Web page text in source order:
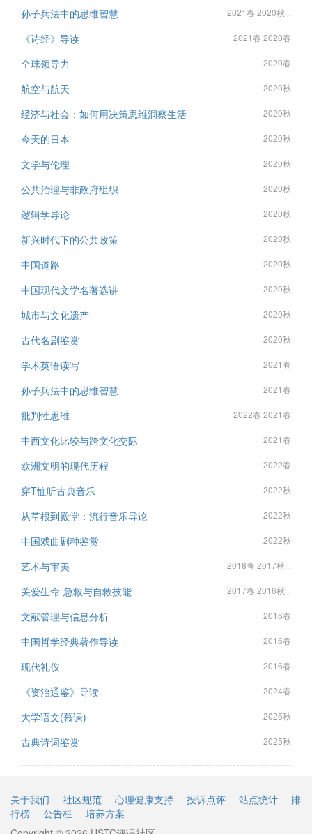
孙子兵法中的思维智慧 2021春 2020秋...
《诗经》导读 2021春 2020春
全球领导力 2020春
航空与航天 2020秋
经济与社会：如何用决策思维洞察生活 2020秋
今天的日本 2020秋
文学与伦理 2020秋
公共治理与非政府组织 2020秋
逻辑学导论 2020秋
新兴时代下的公共政策 2020秋
中国道路 2020秋
中国现代文学名著选讲 2020秋
城市与文化遗产 2020秋
古代名剧鉴赏 2020秋
学术英语读写 2021春
孙子兵法中的思维智慧 2021春
批判性思维 2022春 2021春
中西文化比较与跨文化交际 2021春
欧洲文明的现代历程 2022春
穿T恤听古典音乐 2022秋
从草根到殿堂：流行音乐导论 2022秋
中国戏曲剧种鉴赏 2022秋
艺术与审美 2018春 2017秋...
关爱生命-急救与自救技能 2017春 2016秋...
文献管理与信息分析 2016春
中国哲学经典著作导读 2016春
现代礼仪 2016春
《资治通鉴》导读 2024春
大学语文(慕课) 2025秋
古典诗词鉴赏 2025秋
关于我们 社区规范 心理健康支持 投诉点评 站点统计
排
行榜
公告栏
培养方案